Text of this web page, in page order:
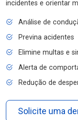
incidentes e orientar
Análise de
Previna acidentes
Elimine multas e
Alerta de
Redução de
Solicite uma